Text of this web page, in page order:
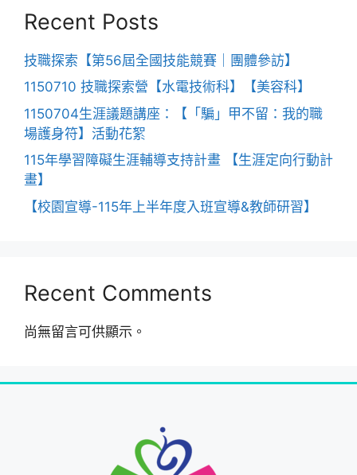
Recent Posts
技職探索【第56屆全國技能競賽｜團體參訪】
1150710 技職探索營【水電技術科】【美容科】
1150704生涯議題講座：【「騙」甲不留：我的職
場護身符】活動花絮
115年學習障礙生涯輔導支持計畫 【生涯定向行動計
畫】
【校園宣導-115年上半年度入班宣導&教師研習】
Recent Comments
尚無留言可供顯示。